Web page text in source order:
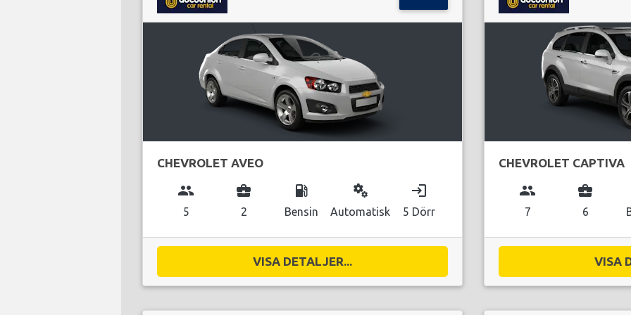
CHEVROLET AVEO
group
5
business_center
2
local_gas_station
Bensin
miscellaneous_services
Automatisk
login
5 Dörr
VISA DETALJER...
CHEVROLET CAPTIVA
group
7
business_center
6
VISA